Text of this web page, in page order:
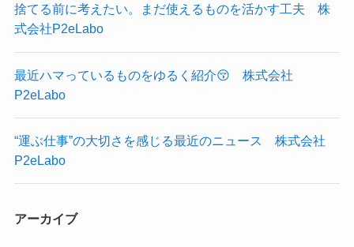
捨てる前に考えたい。まだ使えるものを活かす工夫 株
式会社P2eLabo
最近ハマっているものをゆるく紹介😚 株式会社
P2eLabo
“運ぶ仕事”の大切さを感じる最近のニュース 株式会社
P2eLabo
アーカイブ